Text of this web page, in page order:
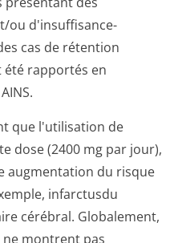
ou d'insuffisance­
cas de rétention
rapportés en
que l'utilisation de
dose (2400 mg par jour),
augmentation du risque
infarctusdu
cérébral. Globalement,
montrent pas